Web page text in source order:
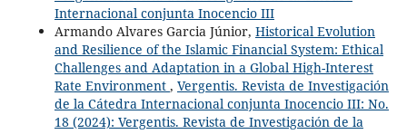
Internacional conjunta Inocencio III
Armando Alvares Garcia Júnior, Historical Evolution
and Resilience of the Islamic Financial System: Ethical
Challenges and Adaptation in a Global High-Interest
Rate Environment , Vergentis. Revista de Investigación
de la Cátedra Internacional conjunta Inocencio III: No.
18 (2024): Vergentis. Revista de Investigación de la